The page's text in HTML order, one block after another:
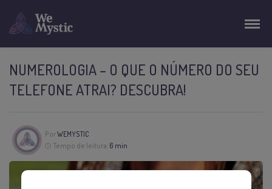
NUMEROLOGIA – O QUE O NÚMERO DO SEU
TELEFONE ATRAI? DESCUBRA!
PorWEMYSTIC
Tempo de leitura: 6 min